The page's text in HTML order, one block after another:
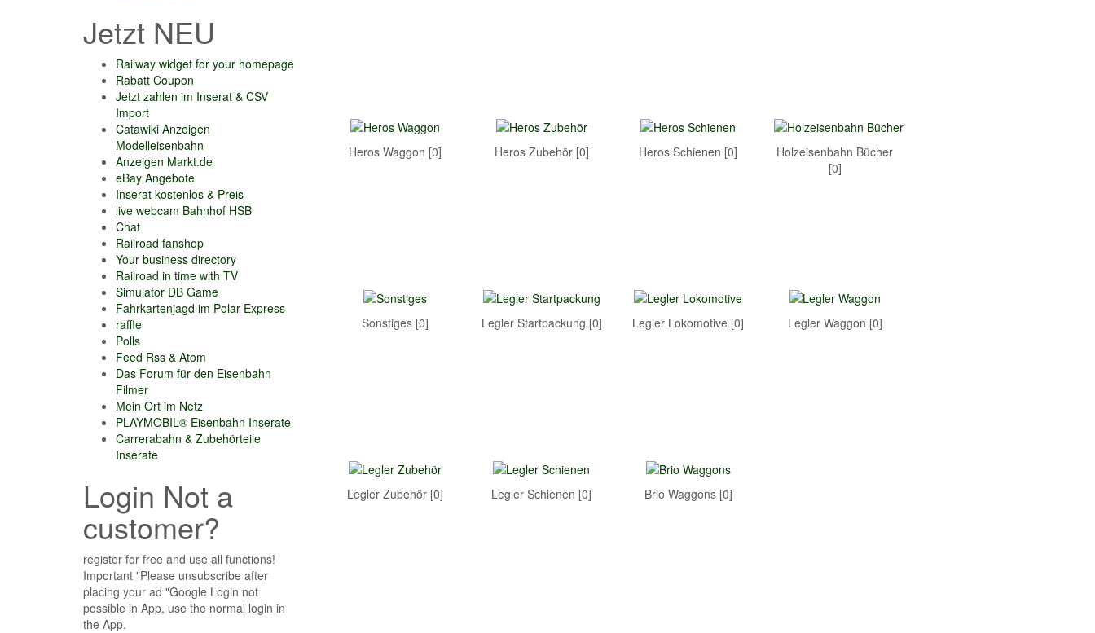
Jetzt NEU
Railway widget for your homepage
Rabatt Coupon
Jetzt zahlen im Inserat & CSV
Import
Catawiki Anzeigen
Modelleisenbahn
Anzeigen Markt.de
eBay Angebote
Inserat kostenlos & Preis
live webcam Bahnhof HSB
Chat
Railroad fanshop
Your business directory
Railroad in time with TV
Simulator DB Game
Fahrkartenjagd im Polar Express
raffle
Polls
Feed Rss & Atom
Das Forum für den Eisenbahn
Filmer
Mein Ort im Netz
PLAYMOBIL® Eisenbahn Inserate
Carrerabahn & Zubehörteile
Inserate
Login Not a
customer?
register for free and use all functions!
Important "Please unsubscribe after
placing your ad "Google Login not
possible in App, use the normal login in
the App.
Heros Waggon [0] Heros Zubehör [0] Heros Schienen [0]
Holzeisenbahn Bücher
[0]
Sonstiges [0] Legler Startpackung [0] Legler Lokomotive [0] Legler Waggon [0]
Legler Zubehör [0] Legler Schienen [0] Brio Waggons [0]